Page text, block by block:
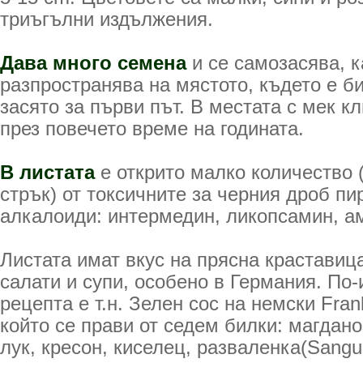
триъгълни издължения.
Дава много семенаи се самозасява,
разпространява на мястото, където е
засято за първи път. В местата с мек
през повечето време на годината.
В листата е открито малко количество
стрък) от токсичните за черния дроб
алкалоиди: интермедин, ликопсамин,
Листата имат вкус на прясна
салати и супи, особено в Германия. По-
рецепта е т.н. Зелен сос на немски
който се прави от седем билки:
лук, кресон, киселец,